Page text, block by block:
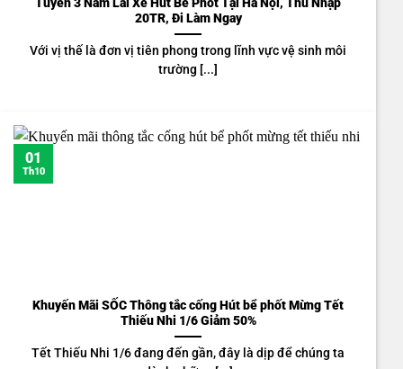
Tuyển 3 Nam Lái Xe Hút Bể Phốt Tại Hà Nội, Thu Nhập
20TR, Đi Làm Ngay
Với vị thế là đơn vị tiên phong trong lĩnh vực vệ sinh môi
trường [...]
Khuyến Mãi SỐC Thông tắc cống Hút bể phốt Mừng Tết
Thiếu Nhi 1/6 Giảm 50%
Tết Thiếu Nhi 1/6 đang đến gần, đây là dịp để chúng ta
01
Th10